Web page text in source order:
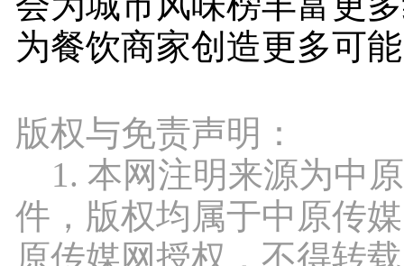
为餐饮商家创造更多可
版权与免责声明：
1. 本网注明来源为中
件，版权均属于中原传
原传媒网授权，不得转